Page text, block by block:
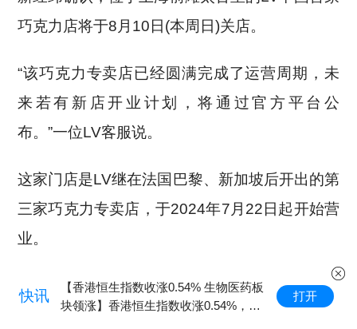
巧克力店将于8月10日(本周日)关店。
“该巧克力专卖店已经圆满完成了运营周期，未
来若有新店开业计划，将通过官方平台公
布。”一位LV客服说。
这家门店是LV继在法国巴黎、新加坡后开出的第
三家巧克力专卖店，于2024年7月22日起开始营
业。
据媒体报道，专卖店工作人员表示目前(店内)已
经没有巧克力，并肯定了后续不会补货，但这两
快讯
【香港恒生指数收涨0.54% 生物医药板
块领涨】香港恒生指数收涨0.54%，恒
打开